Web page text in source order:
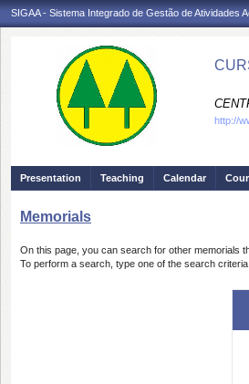
SIGAA - Sistema Integrado de Gestão de Atividades
http://
Presentation Teaching Calendar
Memorials
On this page, you can search for other memorials
To perform a search, type one of the search